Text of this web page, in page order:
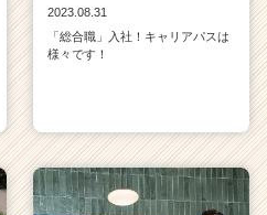
2023.08.31
「総合職」入社！キャリアパスは
様々です！